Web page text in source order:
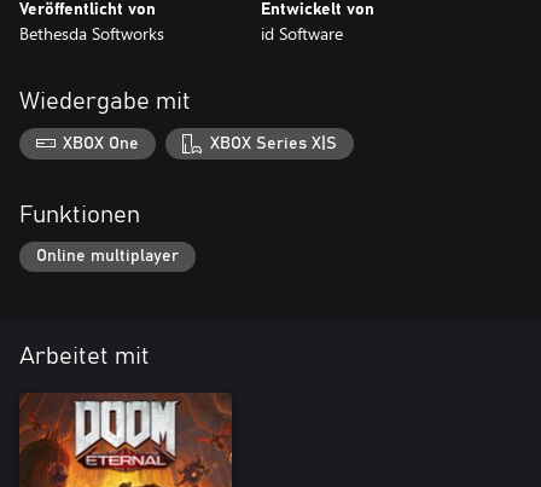
Veröffentlicht von
Bethesda Softworks
Entwickelt von
id Software
Wiedergabe mit
XBOX One XBOX Series X|S
Funktionen
Online multiplayer
Arbeitet mit